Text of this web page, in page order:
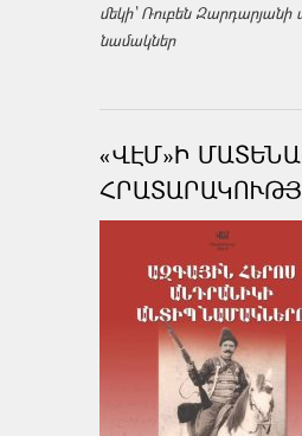
մեկի՝ Ռուբեն
նամակներ
«ՎԷՄ»Ի